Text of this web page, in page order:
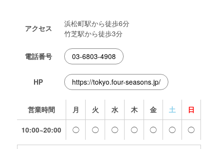
アクセス
浜松町駅から徒歩6分
竹芝駅から徒歩3分
電話番号 03-6803-4908
HP https://tokyo.four-seasons.jp/
営業時間 月 火 水 木 金 土 日
10:00~20:00 ◯ ◯ ◯ ◯ ◯ ◯ ◯